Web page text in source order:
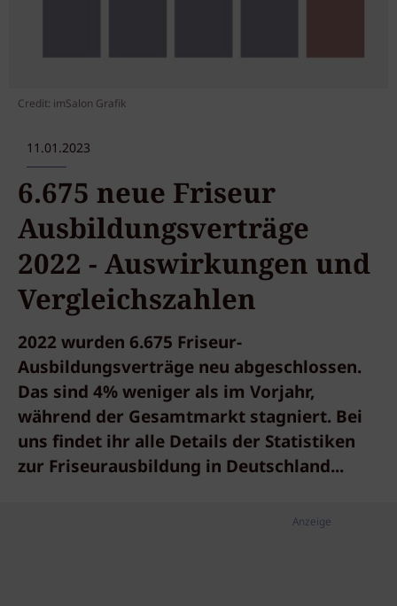
Credit: imSalon Grafik
11.01.2023
6.675 neue Friseur
Ausbildungsverträge
2022 - Auswirkungen und
Vergleichszahlen
2022 wurden 6.675 Friseur-
Ausbildungsverträge neu abgeschlossen.
Das sind 4% weniger als im Vorjahr,
während der Gesamtmarkt stagniert. Bei
uns findet ihr alle Details der Statistiken
zur Friseurausbildung in Deutschland...
Anzeige